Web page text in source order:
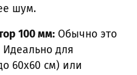
шум.
100 мм: Обычно это
для
60х60 см) или